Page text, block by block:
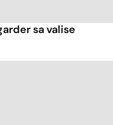
sa valise